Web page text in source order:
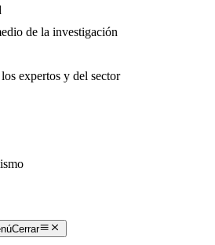
de la investigación
expertos y del sector
Cerrar